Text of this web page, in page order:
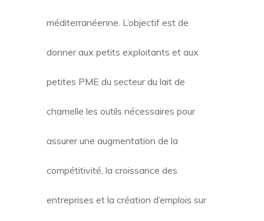
méditerranéenne. L’objectif est de
donner aux petits exploitants et aux
petites PME du secteur du lait de
chamelle les outils nécessaires pour
assurer une augmentation de la
compétitivité, la croissance des
entreprises et la création d’emplois sur